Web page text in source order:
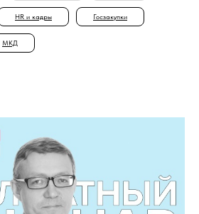
HR и кадры Госзакупки
МКД